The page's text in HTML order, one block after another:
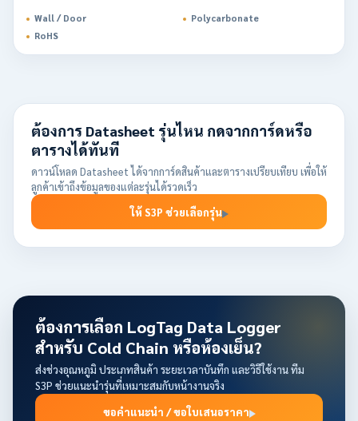
Wall / Door
Polycarbonate
RoHS
ต้องการ Datasheet รุ่นไหน กดจากการ์ดหรือ
ตารางได้ทันที
ดาวน์โหลด Datasheet ได้จากการ์ดสินค้าและตารางเปรียบเทียบ เพื่อให้
ลูกค้าเข้าถึงข้อมูลของแต่ละรุ่นได้รวดเร็ว
ให้ S3P ช่วยเลือกรุ่น
ต้องการเลือก LogTag Data Logger
สำหรับ Cold Chain หรือห้องเย็น?
ส่งช่วงอุณหภูมิ ประเภทสินค้า ระยะเวลาบันทึก และวิธีใช้งาน ทีม
S3P ช่วยแนะนำรุ่นที่เหมาะสมกับหน้างานจริง
ขอคำแนะนำ / ขอใบเสนอราคา